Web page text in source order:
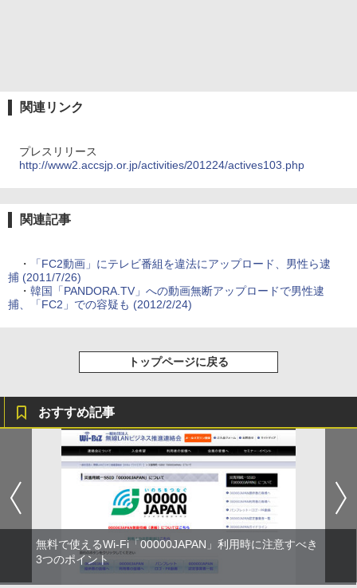
関連リンク
プレスリリース
http://www2.accsjp.or.jp/activities/201224/actives103.php
関連記事
・
「FC2動画」にテレビ番組を違法にアップロード、男性ら逮
捕 (2011/7/26)
・ 韓国「PANDORA.TV」への動画無断アップロードで男性逮
捕、「FC2」での容疑も (2012/2/24)
トップページに戻る
おすすめ記事
無料で使えるWi-Fi「00000JAPAN」利用時に注意すべき
3つのポイント